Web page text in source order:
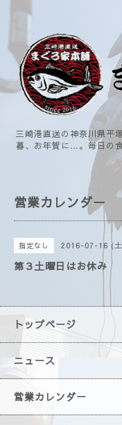
三崎港直送の神奈川県平
暮、お年賀に…。毎日の
営業カレンダー
指定なし 2016-07-16 (
第３土曜日はお休み
トップページ
ニュース
営業カレンダー